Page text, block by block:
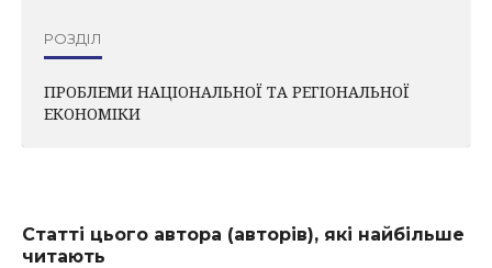
РОЗДІЛ
ПРОБЛЕМИ НАЦІОНАЛЬНОЇ ТА РЕГІОНАЛЬНОЇ
ЕКОНОМІКИ
Статті цього автора (авторів), які найбільше
читають